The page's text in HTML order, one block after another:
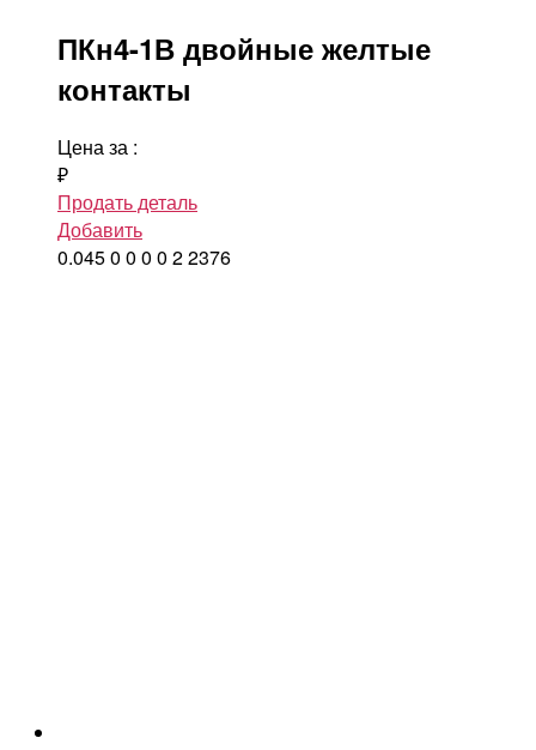
ПКн4-1В двойные желтые
контакты
Цена за :
₽
Продать деталь
Добавить
0.0450 0 0 0 22376